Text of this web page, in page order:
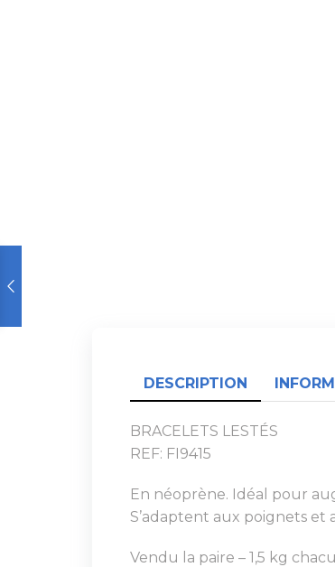
DESCRIPTION
BRACELETS LESTÉS
REF: FI9415
En néoprène. Idéal pour
S’adaptent aux poignets et
Vendu la paire – 1,5 kg